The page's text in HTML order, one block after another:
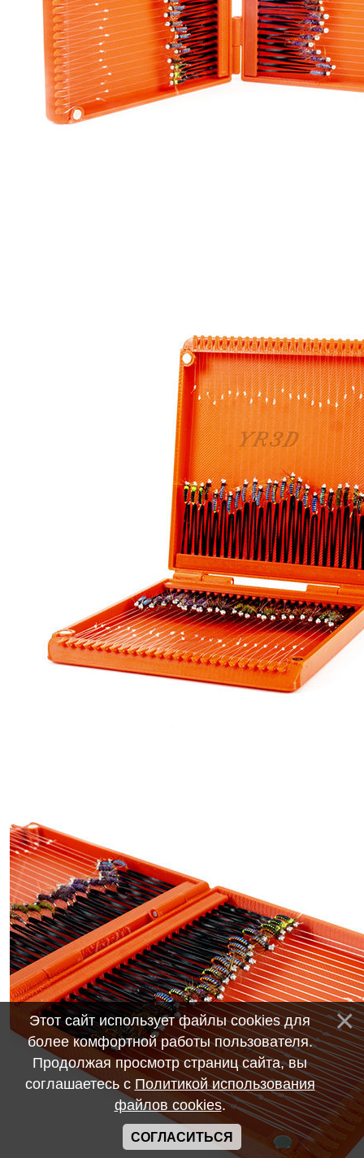
Этот сайт использует файлы cookies для
более комфортной работы пользователя.
Продолжая просмотр страниц сайта, вы
соглашаетесь с Политикой использования
файлов cookies.
СОГЛАСИТЬСЯ